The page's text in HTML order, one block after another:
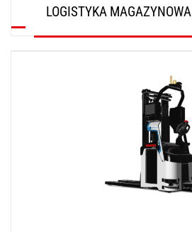
LOGISTYKA MAGAZYNOWA